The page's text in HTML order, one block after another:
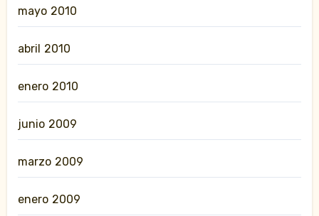
mayo 2010
abril 2010
enero 2010
junio 2009
marzo 2009
enero 2009